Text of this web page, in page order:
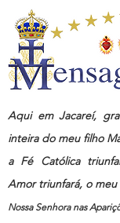
Aqui em Jacareí,
inteira do meu filho
a Fé Católica
Amor triunfará, o
Nossa Senhora nas